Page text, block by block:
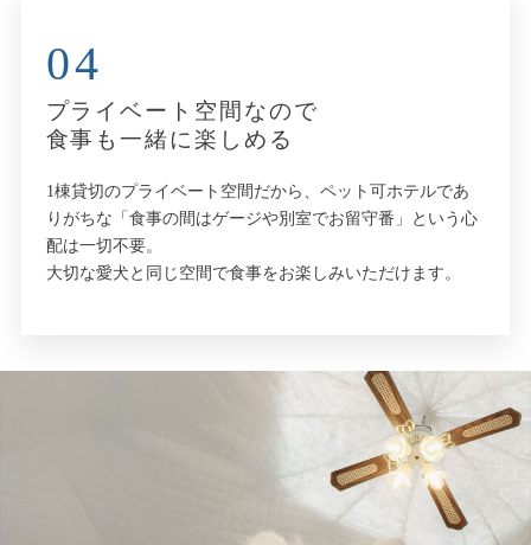
04
プライベート空間なので
食事も一緒に楽しめる
1棟貸切のプライベート空間だから、ペット可ホテルであ
りがちな「食事の間はゲージや別室でお留守番」という心
配は一切不要。
大切な愛犬と同じ空間で食事をお楽しみいただけます。